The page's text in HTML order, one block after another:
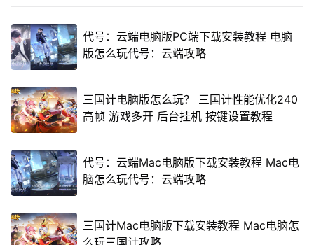
代号：云端电脑版PC端下载安装教程 电脑
版怎么玩代号：云端攻略
三国计电脑版怎么玩？ 三国计性能优化240
高帧 游戏多开 后台挂机 按键设置教程
代号：云端Mac电脑版下载安装教程 Mac电
脑怎么玩代号：云端攻略
三国计Mac电脑版下载安装教程 Mac电脑怎